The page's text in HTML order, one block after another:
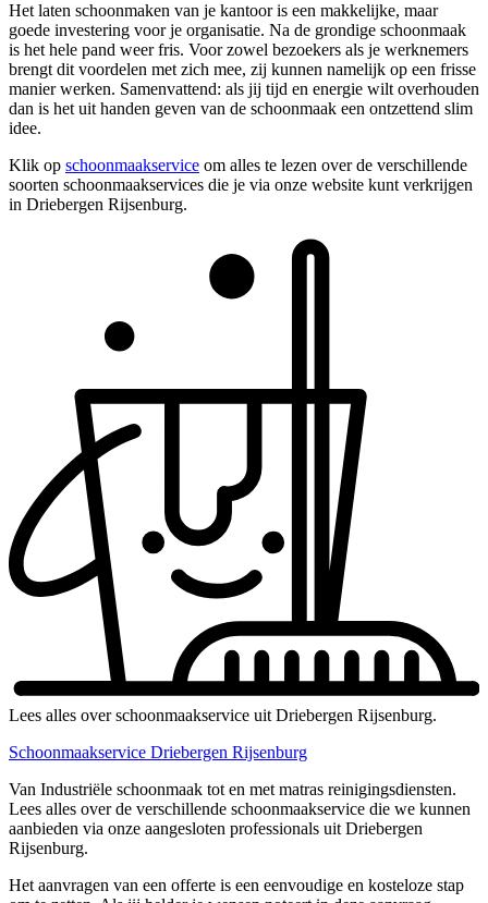
Het laten schoonmaken van je kantoor is een makkelijke, maar
goede investering voor je organisatie. Na de grondige schoonmaak
is het hele pand weer fris. Voor zowel bezoekers als je werknemers
brengt dit voordelen met zich mee, zij kunnen namelijk op een frisse
manier werken. Samenvattend: als jij tijd en energie wilt overhouden
dan is het uit handen geven van de schoonmaak een ontzettend slim
idee.
Klik op schoonmaakservice om alles te lezen over de verschillende
soorten schoonmaakservices die je via onze website kunt verkrijgen
in Driebergen Rijsenburg.
Lees alles over schoonmaakservice uit Driebergen Rijsenburg.
Schoonmaakservice Driebergen Rijsenburg
Van Industriële schoonmaak tot en met matras reinigingsdiensten.
Lees alles over de verschillende schoonmaakservice die we kunnen
aanbieden via onze aangesloten professionals uit Driebergen
Rijsenburg.
Het aanvragen van een offerte is een eenvoudige en kosteloze stap